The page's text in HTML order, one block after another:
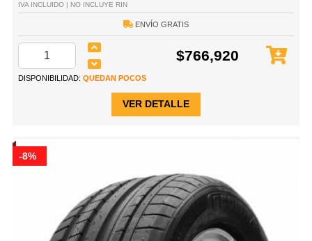
IVA INCLUIDO | NO INCLUYE RIN
ENVÍO GRATIS
$766,920
DISPONIBILIDAD: QUEDAN POCOS
VER DETALLE
-8%